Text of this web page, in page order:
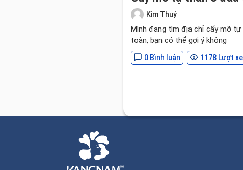
Kim Thuỷ
Mình đang tìm địa chỉ cấy mỡ tự
toàn, bạn có thể gợi ý không
0 Bình luận 1178 Lượt